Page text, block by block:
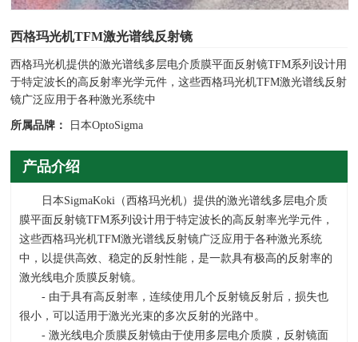
西格玛光机TFM激光谱线反射镜
西格玛光机提供的激光谱线多层电介质膜平面反射镜TFM系列设计用
于特定波长的高反射率光学元件，这些西格玛光机TFM激光谱线反射
镜广泛应用于各种激光系统中
所属品牌： 日本OptoSigma
产品介绍
日本SigmaKoki （西格玛光机）提供的激光谱线多层电介质
膜平面反射镜TFM系列设计用于特定波长的高反射率光学元件，
这些西格玛光机TFM激光谱线反射镜广泛应用于各种激光系统
中，以提供高效、稳定的反射性能，是一款具有极高的反射率的
激光线电介质膜反射镜。
- 由于具有高反射率，连续使用几个反射镜反射后，损失也
很小，可以适用于激光光束的多次反射的光路中。
- 激光线电介质膜反射镜由于使用多层电介质膜，反射镜面